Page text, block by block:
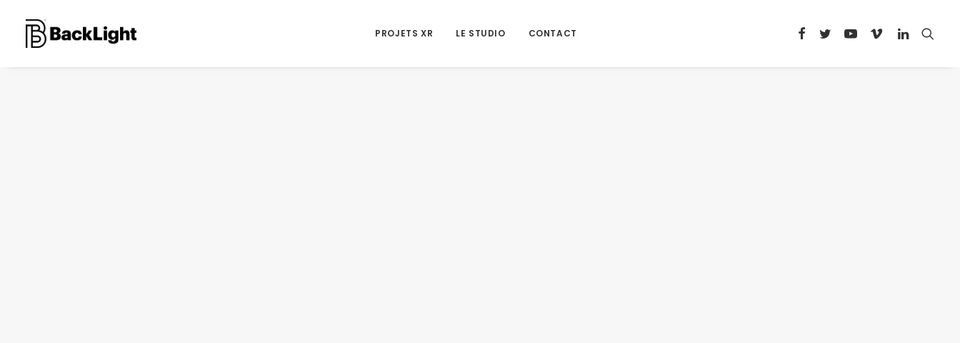
PROJETS XR LE STUDIO CONTACT